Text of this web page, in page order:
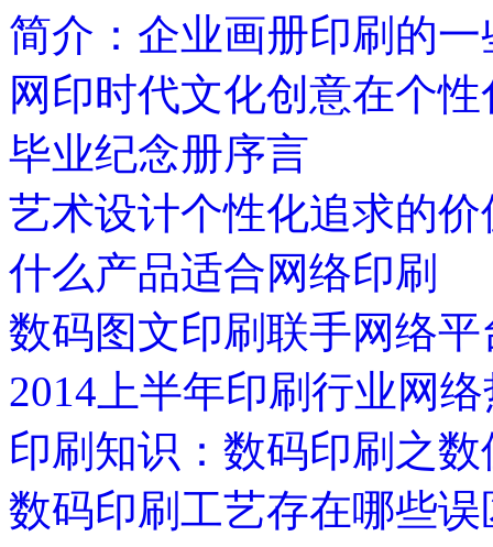
简介：企业画册印刷的一
网印时代文化创意在个
毕业纪念册序言
艺术设计个性化追求的
什么产品适合网络印刷
数码图文印刷联手网络
2014上半年印刷行业网
印刷知识：数码印刷之
数码印刷工艺存在哪些误